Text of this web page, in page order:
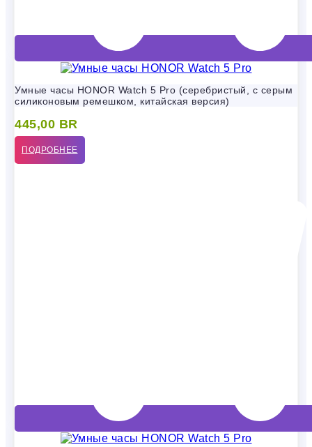
Умные часы HONOR Watch 5 Pro (серебристый, с серым
силиконовым ремешком, китайская версия)
445,00 BR
ПОДРОБНЕЕ